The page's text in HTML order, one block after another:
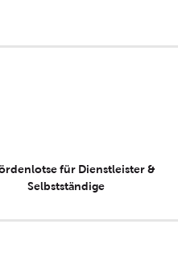
für Dienstleister &
Selbstständige